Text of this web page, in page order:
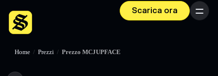
Scarica ora Menu
Home / Prezzi / Prezzo MCJUPFACE